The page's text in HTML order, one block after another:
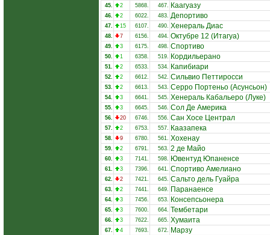
45. 2 5868. 467. Каагуазу
46. 2 6022. 483. Депортиво
47. 15 6107. 490. Хенераль Диас
48. 7 6156. 494. Октубре 12 (Итагуа)
49. 3 6175. 498. Спортиво
50. 1 6358. 519. Кордильерано
51. 2 6533. 534. Капибиари
52. 2 6612. 542. Сильвио Петтиросси
53. 2 6613. 543. Серро Портеньо (Асунсьон)
54. 3 6641. 545. Хенераль Кабальеро (Луке)
55. 3 6645. 546. Сол Де Америка
56. 20 6746. 556. Сан Хосе Централ
57. 2 6753. 557. Каазапека
58. 9 6780. 561. Хохенау
59. 2 6791. 563. 2 де Майо
60. 3 7141. 598. Ювентуд Юпаненсе
61. 3 7396. 641. Спортиво Амелиано
62. 2 7421. 645. Сальто дель Гуайра
63. 2 7441. 649. Паранаенсе
64. 3 7456. 653. Консепсьонера
65. 3 7600. 664. Тембетари
66. 3 7622. 665. Хумаита
67. 4 7693. 672. Марзу